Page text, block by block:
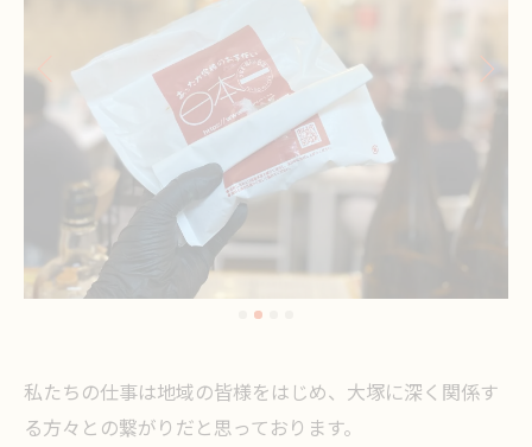
私たちの仕事は地域の皆様をはじめ、大塚に深く関係す
る方々との繋がりだと思っております。